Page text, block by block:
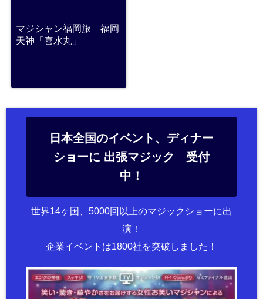
マジシャン福岡旅 福岡
天神「喜水丸」
日本全国のイベント、ディナー
ショーに 出張マジック 受付
中！
世界14ヶ国、5000回以上のマジックショーに出
演！
企業イベントは1800社を突破しました！